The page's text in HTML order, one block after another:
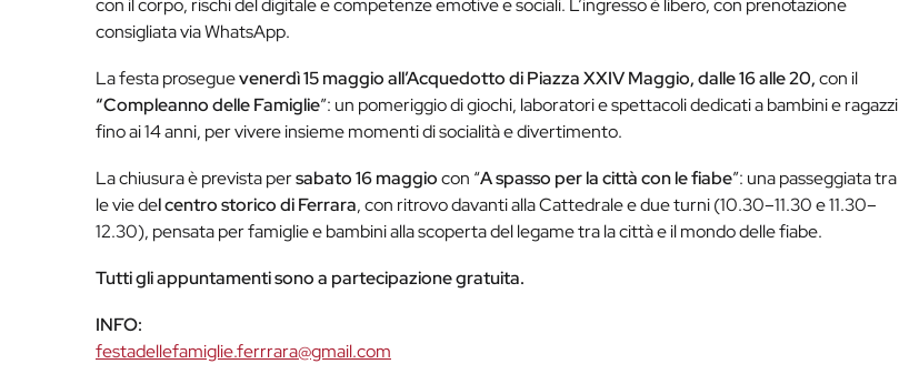
consigliata via WhatsApp.
La festa proseguevenerdì 15 maggioall’Acquedotto di Piazza XXIV Maggio, dalle 16 alle 20,con il
“Compleanno delle Famiglie”: un pomeriggio di giochi, laboratori e spettacoli dedicati a bambini e ragazzi
fino ai 14 anni, per vivere insieme momenti di socialità e divertimento.
La chiusura è prevista persabato 16 maggiocon “A spasso per la città con le fiabe”: una passeggiata tra
le vie del centro storico di Ferrara, con ritrovo davanti alla Cattedrale e due turni (10.30–11.30 e 11.30–
12.30), pensata per famiglie e bambini alla scoperta del legame tra la città e il mondo delle fiabe.
Tutti gli appuntamenti sono a partecipazione gratuita.
INFO:
festadellefamiglie.ferrrara@gmail.com